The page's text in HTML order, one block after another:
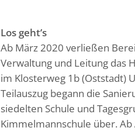
Los gehtʼs
Ab März 2020 verließen
Verwaltung und Leitung das
im Klosterweg 1b (Oststadt)
Teilauszug begann die
siedelten Schule und
Kimmelmannschule über.